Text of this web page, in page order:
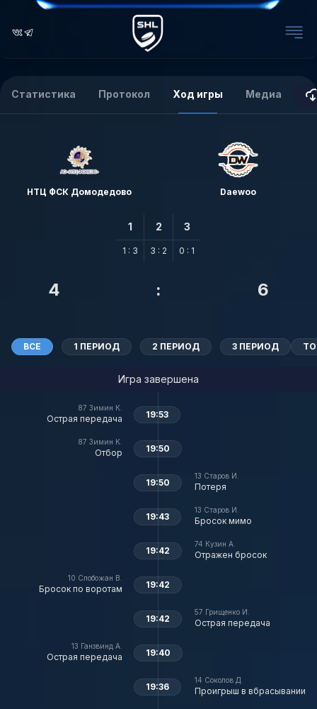
Статистика Протокол Ход игры Медиа
НТЦ ФСК Домодедово Daewoo
1
1 : 3
2
3 : 2
3
0 : 1
4 : 6
ВСЕ 1 ПЕРИОД 2 ПЕРИОД 3 ПЕРИОД
Игра завершена
87 Зимин К.
Острая передача 19:53
87 Зимин К.
Отбор 19:50
13 Старов И.
Потеря
19:50
13 Старов И.
Бросок мимо
19:43
74 Кузин А.
Отражен бросок
19:42
10 Слобожан В.
Бросок по воротам 19:42
57 Грищенко И.
Острая передача
19:42
13 Ганзвинд А.
Острая передача 19:40
14 Соколов Д.
Проигрыш в вбрасывании
19:36